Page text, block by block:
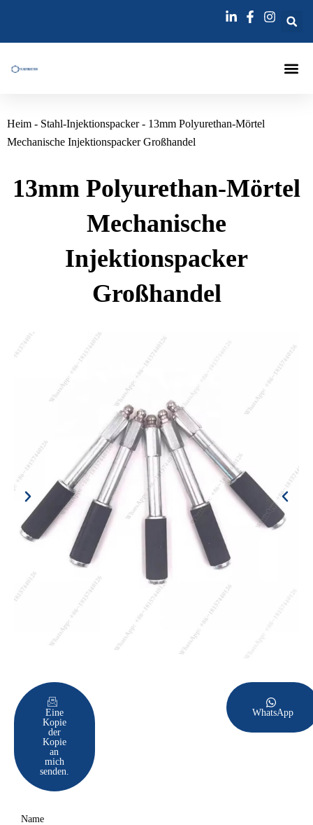
springen
Heim - Stahl-Injektionspacker- 13mm Polyurethan-Mörtel
Mechanische Injektionspacker Großhandel
13mm Polyurethan-Mörtel
Mechanische
Injektionspacker
Großhandel
Eine
Kopie
der
Kopie
an
mich
senden.
WhatsApp
Name